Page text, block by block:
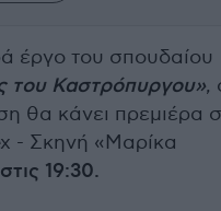
έργο του σπουδαίου
του Καστρόπυργου»,
θα κάνει πρεμιέρα
- Σκηνή «Μαρίκα
19:30.